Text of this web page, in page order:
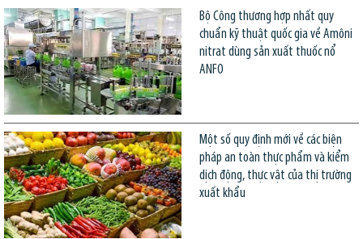
Bộ Công thương hợp nhất quy
chuẩn kỹ thuật quốc gia về Amôni
nitrat dùng sản xuất thuốc nổ
ANFO
Một số quy định mới về các biện
pháp an toàn thực phẩm và kiểm
dịch động, thực vật của thị trường
xuất khẩu